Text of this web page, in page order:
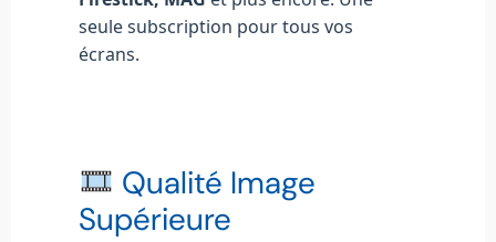
seule subscription pour tous vos
écrans.
Qualité Image
Supérieure